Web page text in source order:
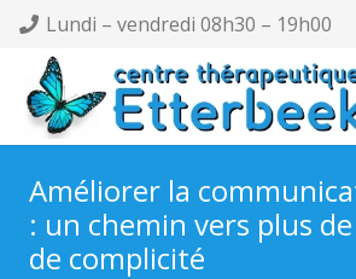
Lundi – vendredi 08h30 – 19h00
Améliorer la
: un chemin vers plus
de complicité